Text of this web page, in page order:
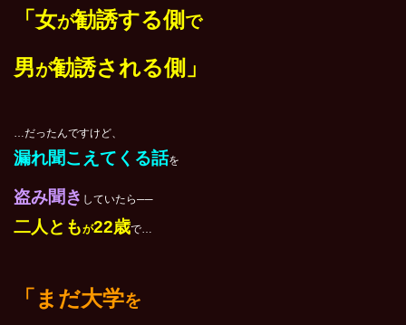
「女が勧誘する側 で
男が勧誘される側 」
…だったんですけど、
漏れ聞こえてくる話を
盗み聞き していたら──
二人ともが22歳で…
「まだ大学を